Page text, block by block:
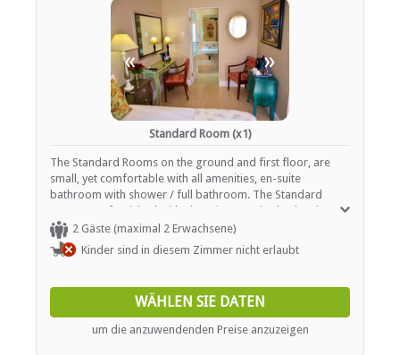
« »
Standard Room (x1)
The Standard Rooms on the ground and first floor, are
small, yet comfortable with all amenities, en-suite
bathroom with shower / full bathroom. The Standard
Rooms are furnished with King-size or twins beds (please
request Twin beds after confirming your booking, if
required). The room facilities include a fan, TV with a DStv
bouquet and tea and coffee facilities. These rooms do not
chairs and umbrellas are supplied for your convenience.
2 Gäste (maximal 2 Erwachsene)
Kinder sind in diesem Zimmer nicht erlaubt
WÄHLEN SIE DATEN
um die anzuwendenden Preise anzuzeigen